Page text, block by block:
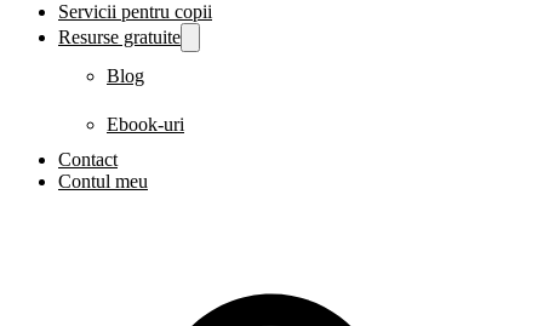
Servicii pentru copii
Resurse gratuite
Blog
Ebook-uri
Contact
Contul meu